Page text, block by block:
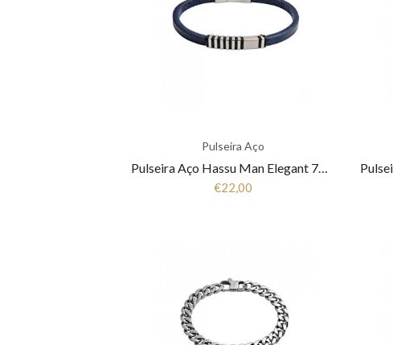
Pulseira Aço
Pulseira Aço Hassu Man Elegant 7HSS510326C
€22,00